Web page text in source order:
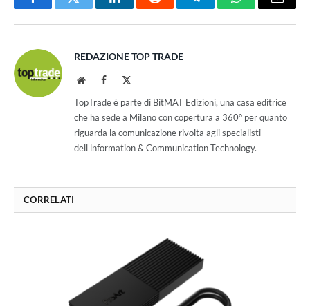
FacebookTwitter LinkedInReddit TelegramWhatsAppEmail
REDAZIONE TOP TRADE
WebsiteFacebook
TopTrade è parte di BitMAT Edizioni, una casa editrice
che ha sede a Milano con copertura a 360° per quanto
riguarda la comunicazione rivolta agli specialisti
dell'lnformation & Communication Technology.
CORRELATI